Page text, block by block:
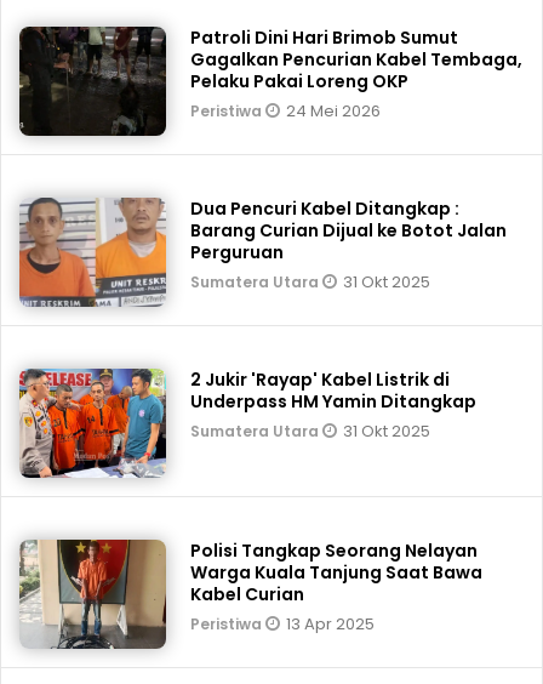
Patroli Dini Hari Brimob Sumut
Gagalkan Pencurian Kabel Tembaga,
Pelaku Pakai Loreng OKP
Peristiwa 24 Mei 2026
Dua Pencuri Kabel Ditangkap :
Barang Curian Dijual ke Botot Jalan
Perguruan
Sumatera Utara 31 Okt 2025
2 Jukir 'Rayap' Kabel Listrik di
Underpass HM Yamin Ditangkap
Sumatera Utara 31 Okt 2025
Polisi Tangkap Seorang Nelayan
Warga Kuala Tanjung Saat Bawa
Kabel Curian
Peristiwa 13 Apr 2025